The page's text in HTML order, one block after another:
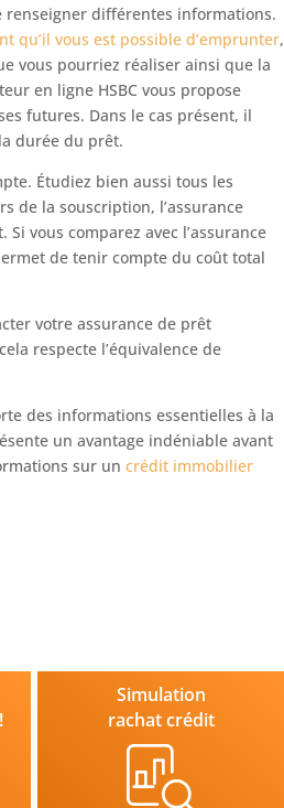
renseigner différentes informations.
qu’il vous est possible d’emprunter,
vous pourriez réaliser ainsi que la
en ligne HSBC vous propose
futures. Dans le cas présent, il
durée du prêt.
Étudiez bien aussi tous les
de la souscription, l’assurance
vous comparez avec l’assurance
de tenir compte du coût total
votre assurance de prêt
respecte l’équivalence de
des informations essentielles à la
un avantage indéniable avant
sur un crédit immobilier
Simulation
rachat crédit